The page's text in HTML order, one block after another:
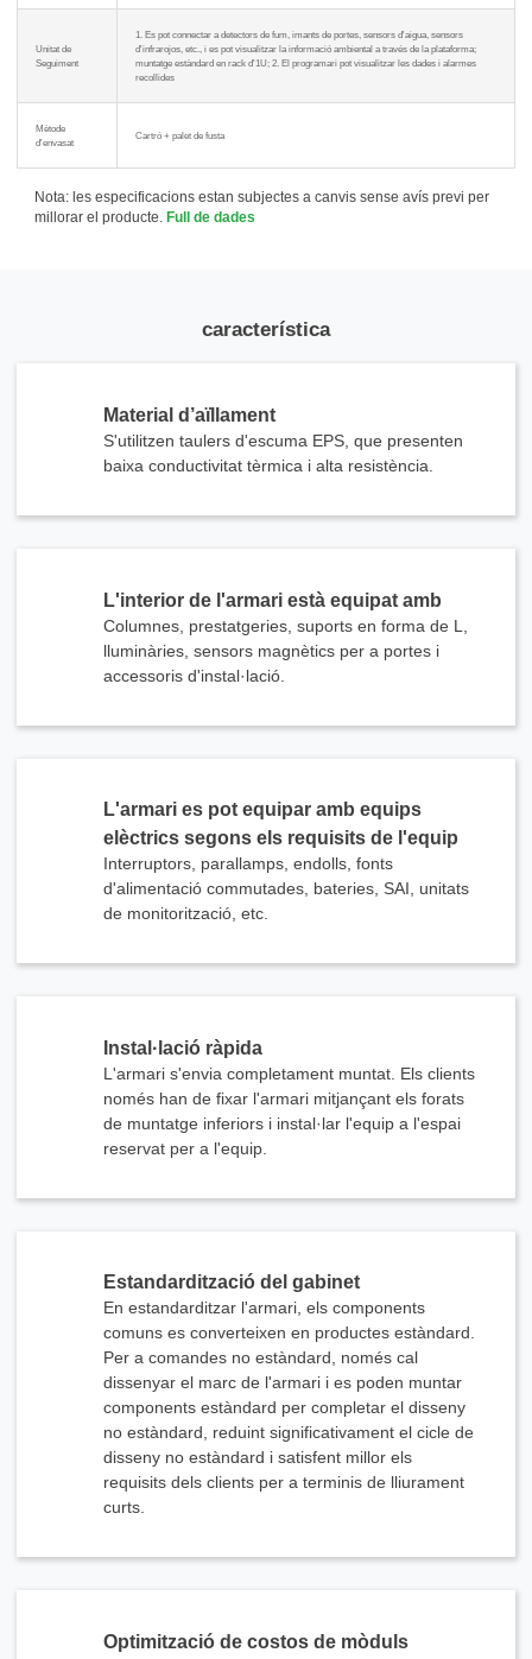
Unitat de
Seguiment
1. Es pot connectar a detectors de fum, imants de portes, sensors d'aigua, sensors
d'infrarojos, etc., i es pot visualitzar la informació ambiental a través de la plataforma;
muntatge estàndard en rack d'1U; 2. El programari pot visualitzar les dades i alarmes
recollides
Mètode
d'envasat
Cartró + palet de fusta
Nota: les especificacions estan subjectes a canvis sense avís previ per
millorar el producte. Full de dades
característica
Material d’aïllament
S'utilitzen taulers d'escuma EPS, que presenten
baixa conductivitat tèrmica i alta resistència.
L'interior de l'armari està equipat amb
Columnes, prestatgeries, suports en forma de L,
lluminàries, sensors magnètics per a portes i
accessoris d'instal·lació.
L'armari es pot equipar amb equips
elèctrics segons els requisits de l'equip
Interruptors, parallamps, endolls, fonts
d'alimentació commutades, bateries, SAI, unitats
de monitorització, etc.
Instal·lació ràpida
L'armari s'envia completament muntat. Els clients
només han de fixar l'armari mitjançant els forats
de muntatge inferiors i instal·lar l'equip a l'espai
reservat per a l'equip.
Estandardització del gabinet
En estandarditzar l'armari, els components
comuns es converteixen en productes estàndard.
Per a comandes no estàndard, només cal
dissenyar el marc de l'armari i es poden muntar
components estàndard per completar el disseny
no estàndard, reduint significativament el cicle de
disseny no estàndard i satisfent millor els
requisits dels clients per a terminis de lliurament
curts.
Optimització de costos de mòduls
Contacta'ns